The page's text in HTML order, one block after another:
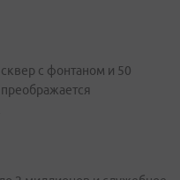
с фонтаном и 50